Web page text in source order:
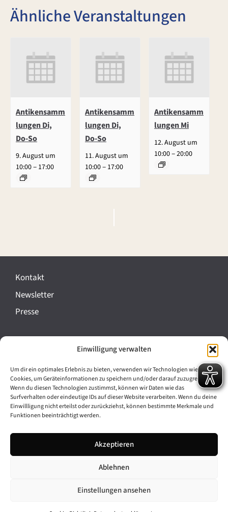
Einwilligung verwalten
Um dir ein optimales Erlebnis zu bieten, verwenden wir Technologien wie
Cookies, um Geräteinformationen zu speichern und/oder darauf zuzugreifen.
Wenn du diesen Technologien zustimmst, können wir Daten wie das
Surfverhalten oder eindeutige IDs auf dieser Website verarbeiten. Wenn du deine
Einwillligung nicht erteilst oder zurückziehst, können bestimmte Merkmale und
Funktionen beeinträchtigt werden.
Akzeptieren
Ablehnen
Einstellungen ansehen
Ähnliche Veranstaltungen
Antikensamm
lungen Di,
Do-So
9. August um
10:00– 17:00
Antikensamm
lungen Di,
Do-So
11. August um
10:00– 17:00
Antikensamm
lungen Mi
12. August um
10:00–20:00
e
a
n
t
l
t
u
g
-
Kontakt
Newsletter
Presse
Cookie-Richtlinie (EU)
Barrierefreiheit